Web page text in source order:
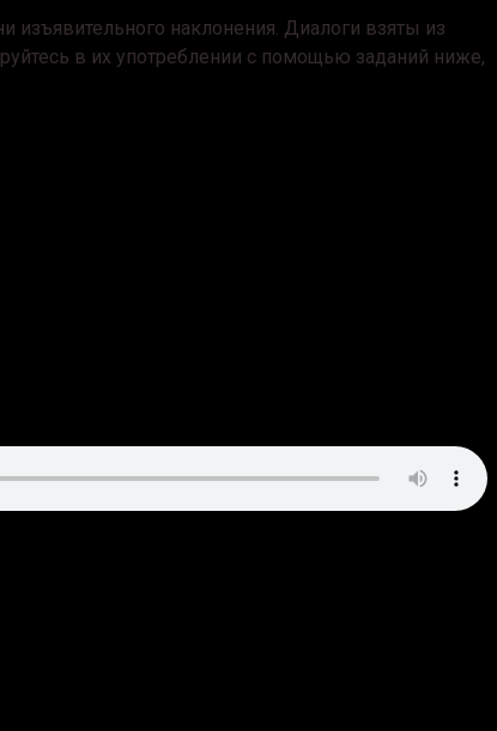
изъявительного наклонения. Диалоги взяты из
в их употреблении с помощью заданий ниже,